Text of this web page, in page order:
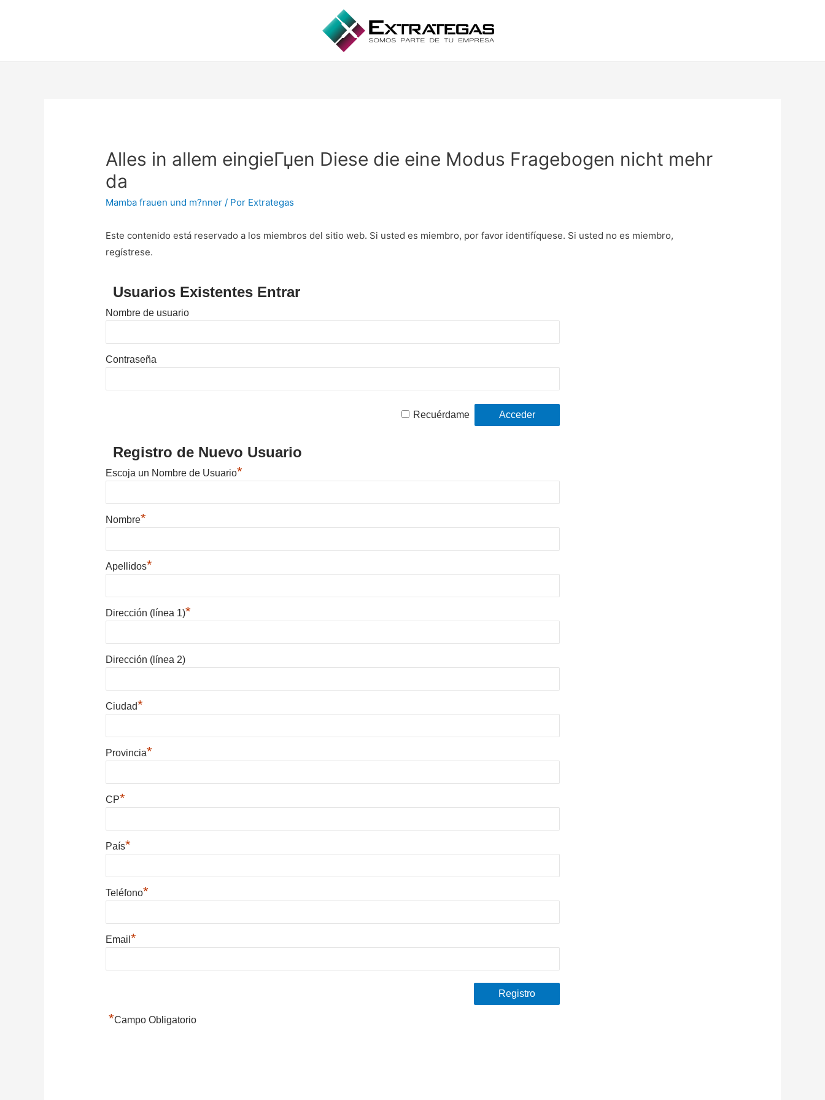
Alles in allem eingieГџen Diese die eine Modus Fragebogen nicht mehr
da
Mamba frauen und m?nner / Por Extrategas
Este contenido está reservado a los miembros del sitio web. Si usted es miembro, por favor identifíquese. Si usted no es miembro,
regístrese.
Usuarios Existentes Entrar
Nombre de usuario
Contraseña
Recuérdame
Registro de Nuevo Usuario
Escoja un Nombre de Usuario*
Nombre*
Apellidos*
Dirección (línea 1)*
Dirección (línea 2)
Ciudad*
Provincia*
CP*
País*
Teléfono*
Email*
*Campo Obligatorio